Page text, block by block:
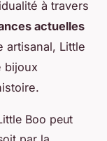
à travers
actuelles
artisanal, Little
bijoux
Boo peut